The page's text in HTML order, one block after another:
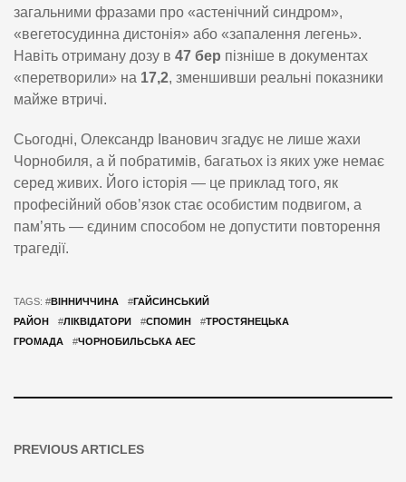
загальними фразами про «астенічний синдром»,
«вегетосудинна дистонія» або «запалення легень».
Навіть отриману дозу в 47 бер пізніше в документах
«перетворили» на 17,2, зменшивши реальні показники
майже втричі.
Сьогодні, Олександр Іванович згадує не лише жахи
Чорнобиля, а й побратимів, багатьох із яких уже немає
серед живих. Його історія — це приклад того, як
професійний обов’язок стає особистим подвигом, а
пам’ять — єдиним способом не допустити повторення
трагедії.
TAGS: #ВІННИЧЧИНА #ГАЙСИНСЬКИЙ
РАЙОН
#ЛІКВІДАТОРИ #СПОМИН #ТРОСТЯНЕЦЬКА
ГРОМАДА
#ЧОРНОБИЛЬСЬКА АЕС
PREVIOUS ARTICLES